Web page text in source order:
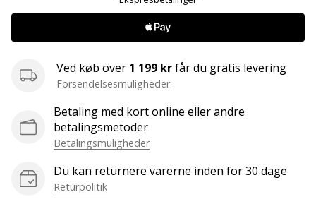
eller
Lad
tjene.
del…
Vis alle
artikler
Ved køb over 1 199 krfår du gratis levering
Forsendelsesmuligheder
Betaling med kort online eller andre
betalingsmetoder
Betalingsmuligheder
Du kan returnere varerne inden for 30 dage
Returpolitik